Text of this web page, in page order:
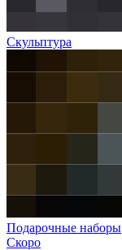
Скульптура
Подарочные наборы
Скоро